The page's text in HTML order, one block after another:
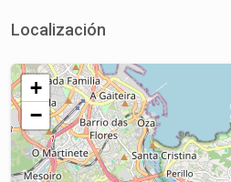
Localización
+
−